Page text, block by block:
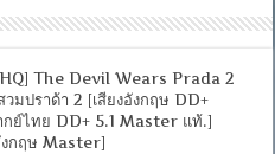
Ray
ไทย-
อังกฤษ
Master
The Devil Wears Prada 2
มปราด้า 2 [เสียงอังกฤษ DD+
ย์ไทย DD+ 5.1 Master แท้.]
กฤษ Master]